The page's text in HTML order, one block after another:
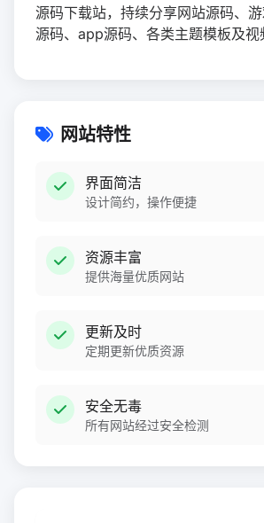
源码下载站，持续分享网站源码、
源码、app源码、各类主题模板及视
网站特性
界面简洁
设计简约，操作便捷
资源丰富
提供海量优质网站
更新及时
定期更新优质资源
安全无毒
所有网站经过安全检测